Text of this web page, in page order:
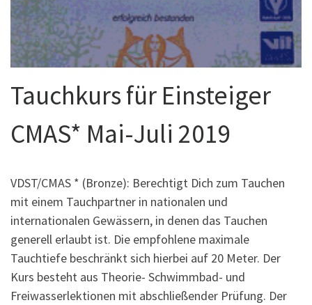
Tauchkurs für Einsteiger
CMAS* Mai-Juli 2019
VDST/CMAS * (Bronze): Berechtigt Dich zum Tauchen
mit einem Tauchpartner in nationalen und
internationalen Gewässern, in denen das Tauchen
generell erlaubt ist. Die empfohlene maximale
Tauchtiefe beschränkt sich hierbei auf 20 Meter. Der
Kurs besteht aus Theorie- Schwimmbad- und
Freiwasserlektionen mit abschließender Prüfung. Der